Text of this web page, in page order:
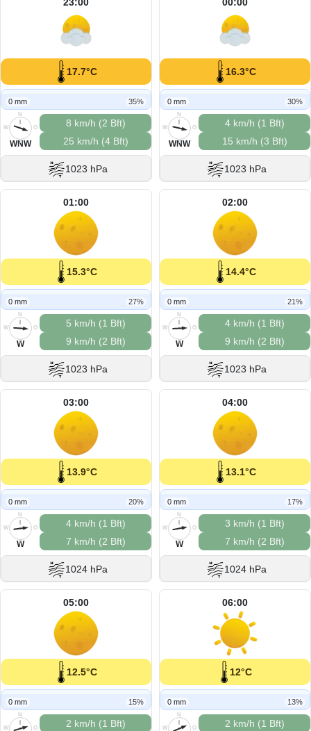
17.7°C
0 mm 35%
N
O
S
W
WNW
8 km/h (2 Bft)
25 km/h (4 Bft)
1023 hPa
16.3°C
0 mm 30%
N
O
S
W
WNW
4 km/h (1 Bft)
15 km/h (3 Bft)
1023 hPa
01:00
15.3°C
0 mm 27%
N
O
S
W
W
5 km/h (1 Bft)
9 km/h (2 Bft)
1023 hPa
02:00
14.4°C
0 mm 21%
N
O
S
W
W
4 km/h (1 Bft)
9 km/h (2 Bft)
1023 hPa
03:00
13.9°C
0 mm 20%
N
O
S
W
W
4 km/h (1 Bft)
7 km/h (2 Bft)
1024 hPa
04:00
13.1°C
0 mm 17%
N
O
S
W
W
3 km/h (1 Bft)
7 km/h (2 Bft)
1024 hPa
05:00
12.5°C
0 mm 15%
N
O
W
2 km/h (1 Bft)
06:00
12°C
0 mm 13%
N
O
W
2 km/h (1 Bft)